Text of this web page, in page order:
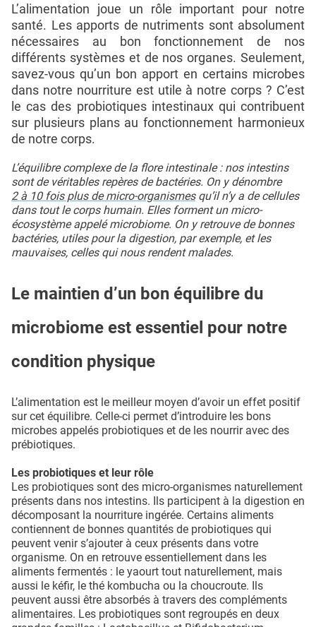
L’alimentation joue un rôle important pour notre
santé. Les apports de nutriments sont absolument
nécessaires au bon fonctionnement de nos
différents systèmes et de nos organes. Seulement,
savez-vous qu’un bon apport en certains microbes
dans notre nourriture est utile à notre corps ? C’est
le cas des probiotiques intestinaux qui contribuent
sur plusieurs plans au fonctionnement harmonieux
de notre corps.
L’équilibre complexe de la flore intestinale : nos intestins
sont de véritables repères de bactéries. On y dénombre
2 à 10 fois plus de micro-organismesqu’il n’y a de cellules
dans tout le corps humain. Elles forment un micro-
écosystème appelé microbiome. On y retrouve de bonnes
bactéries, utiles pour la digestion, par exemple, et les
mauvaises, celles qui nous rendent malades.
Le maintien d’un bon équilibre du
microbiome est essentiel pour notre
condition physique
L’alimentation est le meilleur moyen d’avoir un effet positif
sur cet équilibre. Celle-ci permet d’introduire les bons
microbes appelés probiotiques et de les nourrir avec des
prébiotiques.
Les probiotiques et leur rôle
Les probiotiques sont des micro-organismes naturellement
présents dans nos intestins. Ils participent à la digestion en
décomposant la nourriture ingérée. Certains aliments
contiennent de bonnes quantités de probiotiques qui
peuvent venir s’ajouter à ceux présents dans votre
organisme. On en retrouve essentiellement dans les
aliments fermentés : le yaourt tout naturellement, mais
aussi le kéfir, le thé kombucha ou la choucroute. Ils
peuvent aussi être absorbés à travers des compléments
alimentaires. Les probiotiques sont regroupés en deux